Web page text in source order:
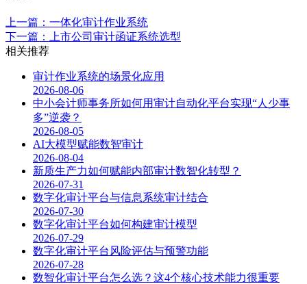
上一篇：一体化审计作业系统
下一篇：上市公司审计函证系统选型
相关推荐
审计作业系统的场景化应用
2026-08-06
中小会计师事务所如何用审计自动化平台实现“人少事
多”逆袭？
2026-08-05
AI大模型赋能数智审计
2026-08-04
新质生产力如何赋能内部审计数智化转型？
2026-07-31
数字化审计平台与信息系统审计结合
2026-07-30
数字化审计平台如何构建审计模型
2026-07-29
数字化审计平台风险评估与预警功能
2026-07-28
数智化审计平台怎么选？这4个核心技术能力很重要